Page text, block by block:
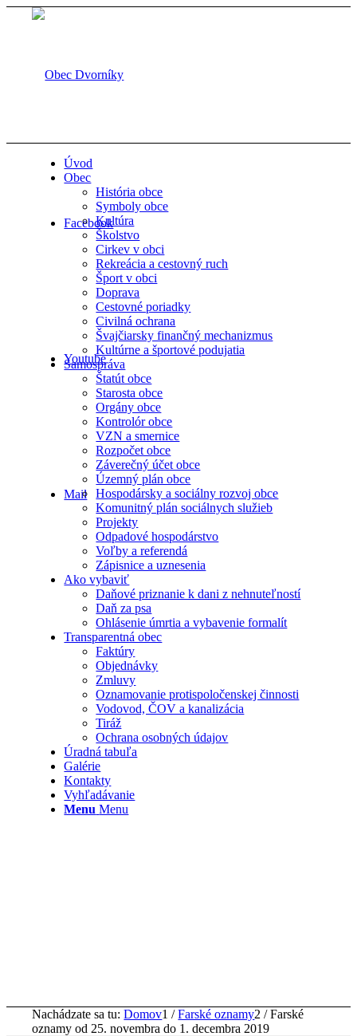
Facebook
Youtube
Mail
Úvod
Obec
História obce
Symboly obce
Kultúra
Školstvo
Cirkev v obci
Rekreácia a cestovný ruch
Šport v obci
Doprava
Cestovné poriadky
Civilná ochrana
Švajčiarsky finančný mechanizmus
Kultúrne a športové podujatia
Samospráva
Štatút obce
Starosta obce
Orgány obce
Kontrolór obce
VZN a smernice
Rozpočet obce
Záverečný účet obce
Územný plán obce
Hospodársky a sociálny rozvoj obce
Komunitný plán sociálnych služieb
Projekty
Odpadové hospodárstvo
Voľby a referendá
Zápisnice a uznesenia
Ako vybaviť
Daňové priznanie k dani z nehnuteľností
Daň za psa
Ohlásenie úmrtia a vybavenie formalít
Transparentná obec
Faktúry
Objednávky
Zmluvy
Oznamovanie protispoločenskej činnosti
Vodovod, ČOV a kanalizácia
Tiráž
Ochrana osobných údajov
Úradná tabuľa
Galérie
Kontakty
Vyhľadávanie
Menu Menu
Nachádzate sa tu: Domov1 / Farské oznamy2 / Farské
oznamy od 25. novembra do 1. decembra 2019